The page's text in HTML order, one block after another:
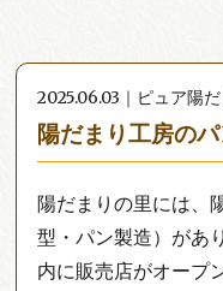
2025.06.03｜ピュア陽
陽だまり工房の
陽だまりの里には、
型・パン製造）があ
内に販売店がオープ